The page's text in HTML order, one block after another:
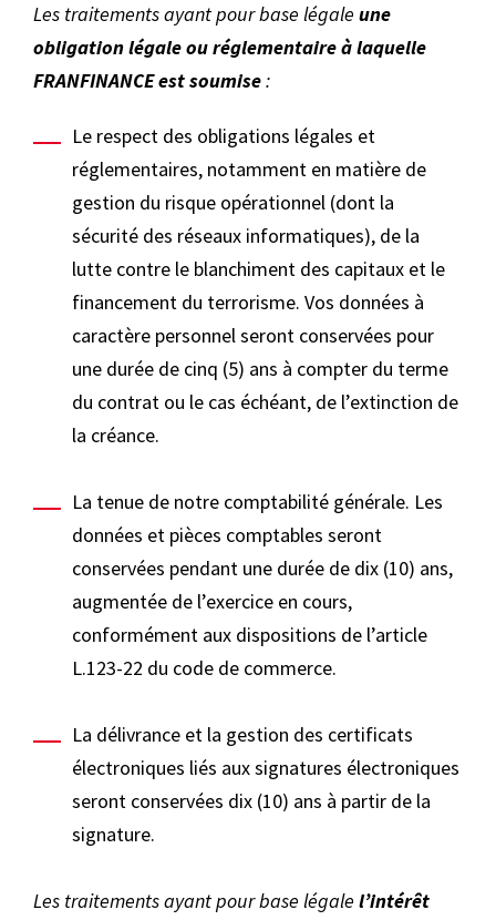
Les traitements ayant pour base légale une
obligation légale ou réglementaire à laquelle
FRANFINANCE est soumise:
Le respect des obligations légales et
réglementaires, notamment en matière de
gestion du risque opérationnel (dont la
sécurité des réseaux informatiques), de la
lutte contre le blanchiment des capitaux et le
financement du terrorisme. Vos données à
caractère personnel seront conservées pour
une durée de cinq (5) ans à compter du terme
du contrat ou le cas échéant, de l’extinction de
la créance.
La tenue de notre comptabilité générale. Les
données et pièces comptables seront
conservées pendant une durée de dix (10) ans,
augmentée de l’exercice en cours,
conformément aux dispositions de l’article
L.123-22 du code de commerce.
La délivrance et la gestion des certificats
électroniques liés aux signatures électroniques
seront conservées dix (10) ans à partir de la
signature.
Les traitements ayant pour base légale l’intérêt